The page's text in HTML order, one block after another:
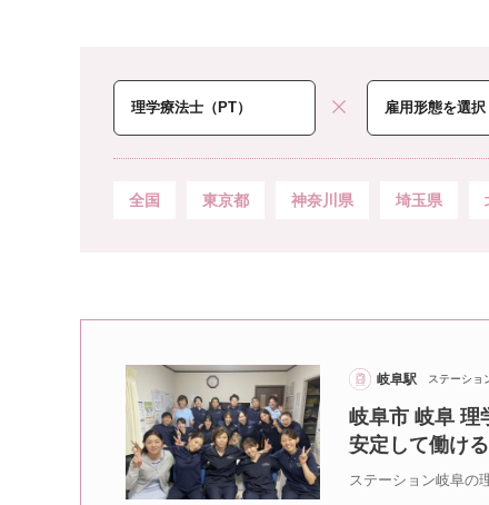
全国 東京都 神奈川県 埼玉県
岐阜駅 ステーショ
岐阜市 岐阜 理
安定して働け
ステーション岐阜の